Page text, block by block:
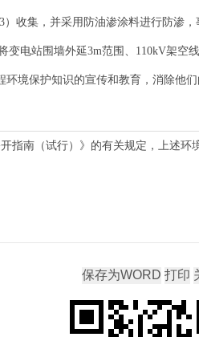
收集，并采用防油渗涂料进行防渗
电站围墙外延3m范围、110kV架空
环境保护知识的宣传和教育，消除他
指南（试行）》的有关规定，上述